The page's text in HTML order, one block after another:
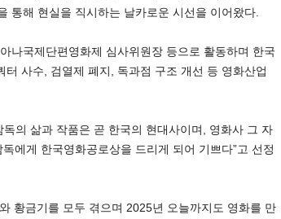
통해 현실을 직시하는 날카로운 시선을 이어왔다.
나국제단편영화제 심사위원장 등으로 활동하며 한국
사수, 검열제 폐지, 독과점 구조 개선 등 영화산업
의 삶과 작품은 곧 한국의 현대사이며, 영화사 그 자
에게 한국영화공로상을 드리게 되어 기쁘다”고 선정
황금기를 모두 겪으며 2025년 오늘까지도 영화를 만